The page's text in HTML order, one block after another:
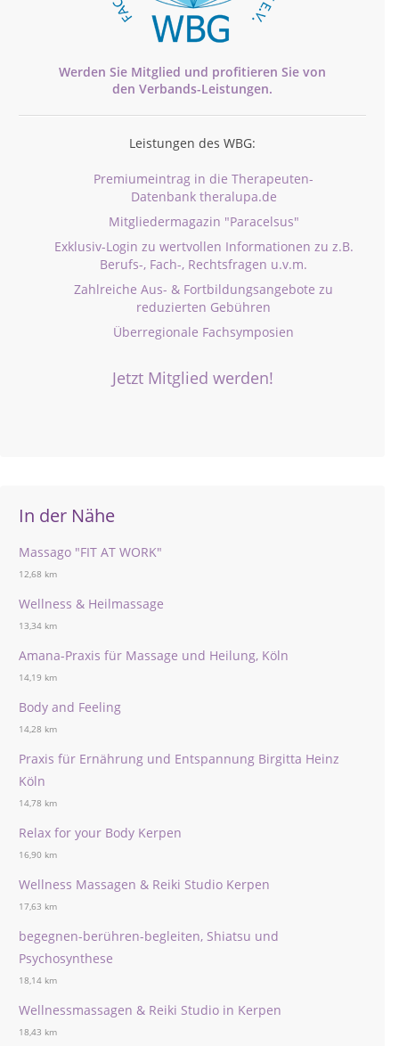
Werden Sie Mitglied und profitieren Sie von
den Verbands-Leistungen.
Leistungen des WBG:
Premiumeintrag in die Therapeuten-
Datenbank theralupa.de
Mitgliedermagazin "Paracelsus"
Exklusiv-Login zu wertvollen Informationen zu z.B.
Berufs-, Fach-, Rechtsfragen u.v.m.
Zahlreiche Aus- & Fortbildungsangebote zu
reduzierten Gebühren
Überregionale Fachsymposien
Jetzt Mitglied werden!
In der Nähe
Massago "FIT AT WORK"
12,68 km
Wellness & Heilmassage
13,34 km
Amana-Praxis für Massage und Heilung, Köln
14,19 km
Body and Feeling
14,28 km
Praxis für Ernährung und Entspannung Birgitta Heinz
Köln
14,78 km
Relax for your Body Kerpen
16,90 km
Wellness Massagen & Reiki Studio Kerpen
17,63 km
begegnen-berühren-begleiten, Shiatsu und
Psychosynthese
18,14 km
Wellnessmassagen & Reiki Studio in Kerpen
18,43 km